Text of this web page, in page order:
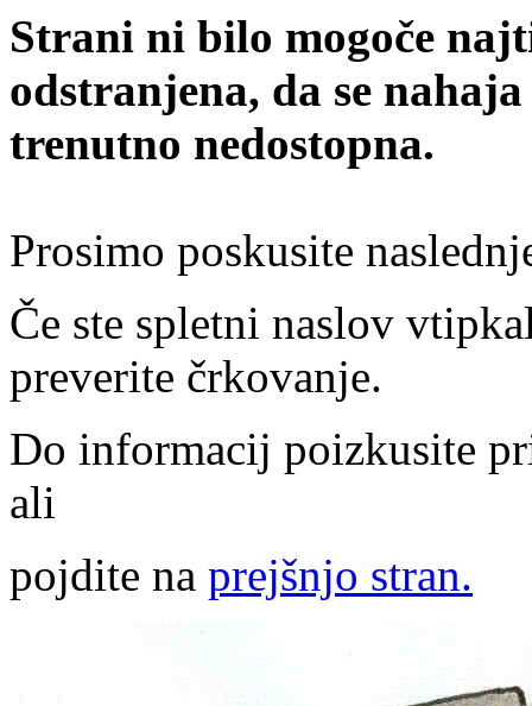
Strani ni bilo mogoče
odstranjena, da se
trenutno nedostopna.
Prosimo poskusite
Če ste spletni naslov
preverite črkovanje.
Do informacij poizkusite
ali
pojdite na prejšnjo stran.